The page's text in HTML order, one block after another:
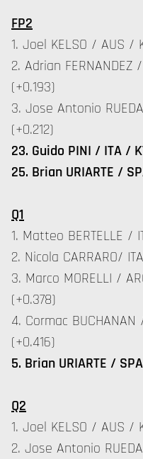
FP2
1. Joel KELSO / AUS /
2. Adrian FERNANDEZ
(+0.193)
3. Jose Antonio
(+0.212)
23. Guido PINI / ITA /
25. Brian URIARTE /
Q1
1. Matteo BERTELLE /
2. Nicola CARRARO/
3. Marco MORELLI /
(+0.378)
4. Cormac
(+0.416)
5. Brian URIARTE /
Q2
1. Joel KELSO / AUS /
2. Jose Antonio